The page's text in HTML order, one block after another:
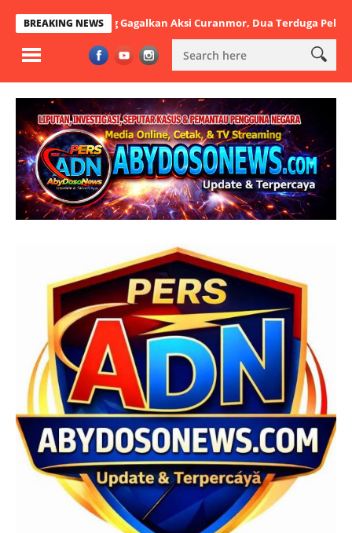
BREAKING NEWS
Gagalkan Aksi Curanmor, Dua Terduga Pelaku Diamankan